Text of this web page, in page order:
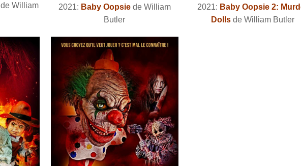
de William
2021: Baby Oopsiede William
Butler
2021: Baby Oopsie 2:
Dolls de William Butler